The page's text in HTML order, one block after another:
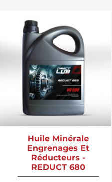
Huile Minérale
Engrenages Et
Réducteurs -
REDUCT 680